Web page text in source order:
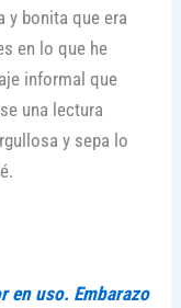
y bonita que era
en lo que he
informal que
una lectura
y sepa lo
en uso. Embarazo